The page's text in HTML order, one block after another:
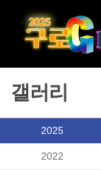
갤러리
2025
2022